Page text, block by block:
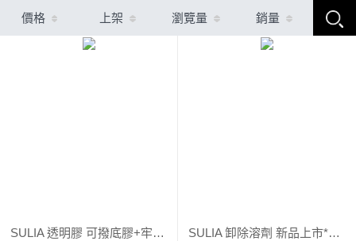
價格 上架 瀏覽量 銷量
SULIA 透明膠 可撥底膠+牢固底膠+彈力建構膠 套組優惠 全新上市
SULIA 卸除溶劑 新品上市*優惠5折起